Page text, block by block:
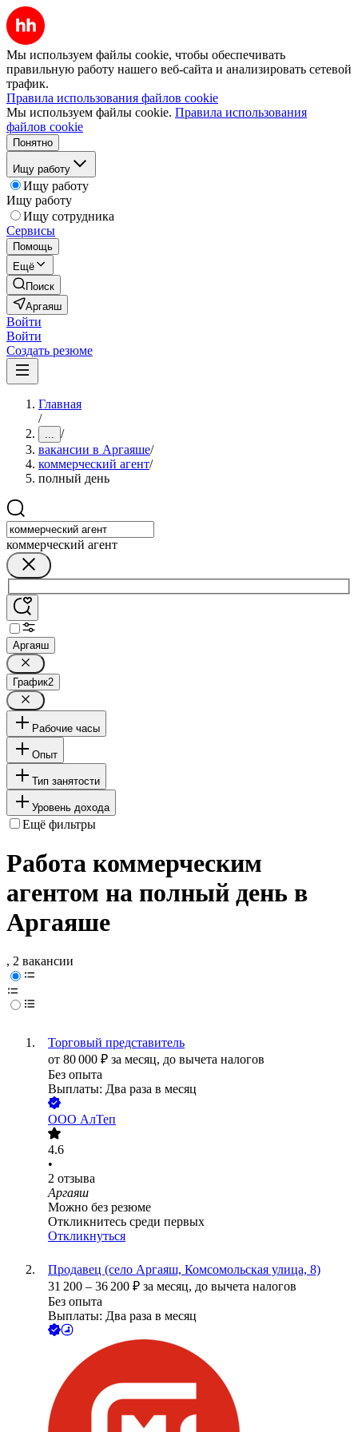
Мы используем файлы cookie, чтобы обеспечивать
правильную работу нашего веб-сайта и анализировать сетевой
трафик.
Правила использования файлов cookie
Мы используем файлы cookie. Правила использования
файлов cookie
Понятно
Ищу работу
Ищу работу
Ищу работу
Ищу сотрудника
Сервисы
Помощь
Ещё
Поиск
Аргаяш
Войти
Войти
Создать резюме
Главная
/
... /
вакансии в Аргаяше/
коммерческий агент/
полный день
коммерческий агент
Аргаяш
График2
Рабочие часы
Опыт
Тип занятости
Уровень дохода
Ещё фильтры
Работа коммерческим
агентом на полный день в
Аргаяше
, 2 вакансии
Торговый представитель
от 80 000 ₽ за месяц, до вычета налогов
Без опыта
Выплаты: Два раза в месяц
ООО АлТеп
4.6
•
2 отзыва
Аргаяш
Можно без резюме
Откликнитесь среди первых
Откликнуться
Продавец (село Аргаяш, Комсомольская улица, 8)
31 200 – 36 200 ₽ за месяц, до вычета налогов
Без опыта
Выплаты: Два раза в месяц